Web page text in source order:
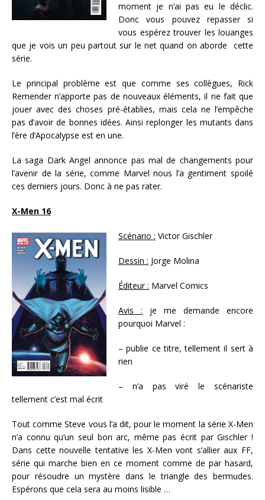
moment je n’ai pas eu le déclic.
Donc vous pouvez repasser si
vous espérez trouver les louanges
que je vois un peu partout sur le net quand on aborde cette
série.
Le principal problème est que comme ses collègues, Rick
Remender n’apporte pas de nouveaux éléments, il ne fait que
jouer avec des choses pré-établies, mais cela ne l’empêche
pas d’avoir de bonnes idées. Ainsi replonger les mutants dans
l’ère d’Apocalypse est en une.
La saga Dark Angel annonce pas mal de changements pour
l’avenir de la série, comme Marvel nous l’a gentiment spoilé
ces derniers jours. Donc à ne pas rater.
X-Men 16
Scénario : Victor Gischler
Dessin : Jorge Molina
Éditeur : Marvel Comics
Avis : je me demande encore
pourquoi Marvel :
– publie ce titre, tellement il sert à
rien
– n’a pas viré le scénariste
tellement c’est mal écrit
Tout comme Steve vous l’a dit, pour le moment la série X-Men
n’a connu qu’un seul bon arc, même pas écrit par Gischler !
Dans cette nouvelle tentative les X-Men vont s’allier aux FF,
série qui marche bien en ce moment comme de par hasard,
pour résoudre un mystère dans le triangle des bermudes.
Espérons que cela sera au moins lisible …